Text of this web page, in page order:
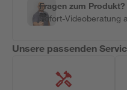
Fragen zum Produkt?
Sofort-Videoberatung
Unsere passenden